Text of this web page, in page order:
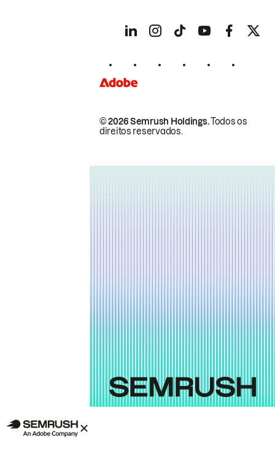
© 2026 Semrush Holdings.Todos os
direitos reservados.